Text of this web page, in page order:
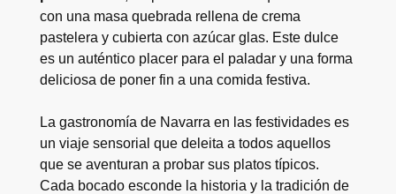
con una masa quebrada rellena de crema
pastelera y cubierta con azúcar glas. Este dulce
es un auténtico placer para el paladar y una forma
deliciosa de poner fin a una comida festiva.
La gastronomía de Navarra en las festividades es
un viaje sensorial que deleita a todos aquellos
que se aventuran a probar sus platos típicos.
Cada bocado esconde la historia y la tradición de